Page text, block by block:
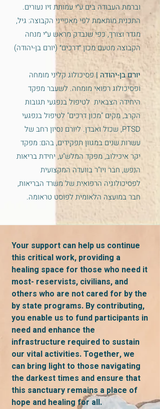
וברמת העבודה בים ע״י עמותת זיו נעורים.
התכנית מותאמת לפי מאפייני הקבוצה: גיל,
מגדר וצורך, כפי שנבדק מראש ע״י מנחה
הקבוצה מטעם מכון ״דרכים״ (יורם בן-יהודה)
יורם בן-יהודה |פסיכולוג קליני מומחה
ופסיכולוג רפואי מומחה. לשעבר מפקד
היחידה הצבאית לטיפול בנפגעי תגובות
הקרב, מקים "מכון דרכים" לטיפול בנפגעי
PTSD, שכול ואבדן. ליורם נסיון רחב של
עשרות שנים במגוון תפקידים, בהם: מפקד
יקר איכילוב, מפקד המלש"ע, יחידת בריאות
הנפש, חבר ויו"ר בוועדה המקצועית
לפסיכולוגיה הרפואית של משרד הבריאות,
חבר במועצה הלאומית לפוסט טראומה.
Your support can help us continue
this critical work, providing a
healing space for those who need it
most- reservists, civilians, and
others who are not cared for by the
by state programs. By contributing,
you enable us to fund participants in
need and enhance the
infrastructure required to sustain
our vital activities. Together, we
can bring light to those navigating
the darkest times and ensure that
this sanctuary remains a place of
hope and healing for all.